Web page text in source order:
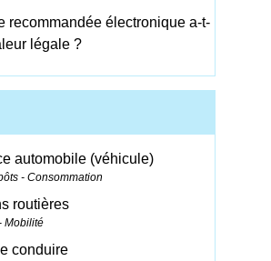
recommandée électronique a-t-
légale ?
automobile (véhicule)
- Consommation
routières
Mobilité
conduire